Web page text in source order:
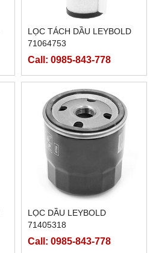
LỌC TÁCH DẦU LEYBOLD
71064753
Call: 0985-843-778
LỌC DẦU LEYBOLD
71405318
Call: 0985-843-778